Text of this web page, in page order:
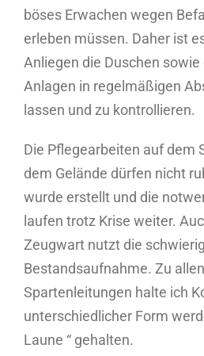
böses Erwachen wegen
erleben müssen. Daher ist
Anliegen die Duschen
Anlagen in regelmäßigen
lassen und zu kontrollieren.
Die Pflegearbeiten auf dem
dem Gelände dürfen nicht
wurde erstellt und die
laufen trotz Krise weiter.
Zeugwart nutzt die
Bestandsaufnahme. Zu
Spartenleitungen halte ich
unterschiedlicher Form
Laune “ gehalten.